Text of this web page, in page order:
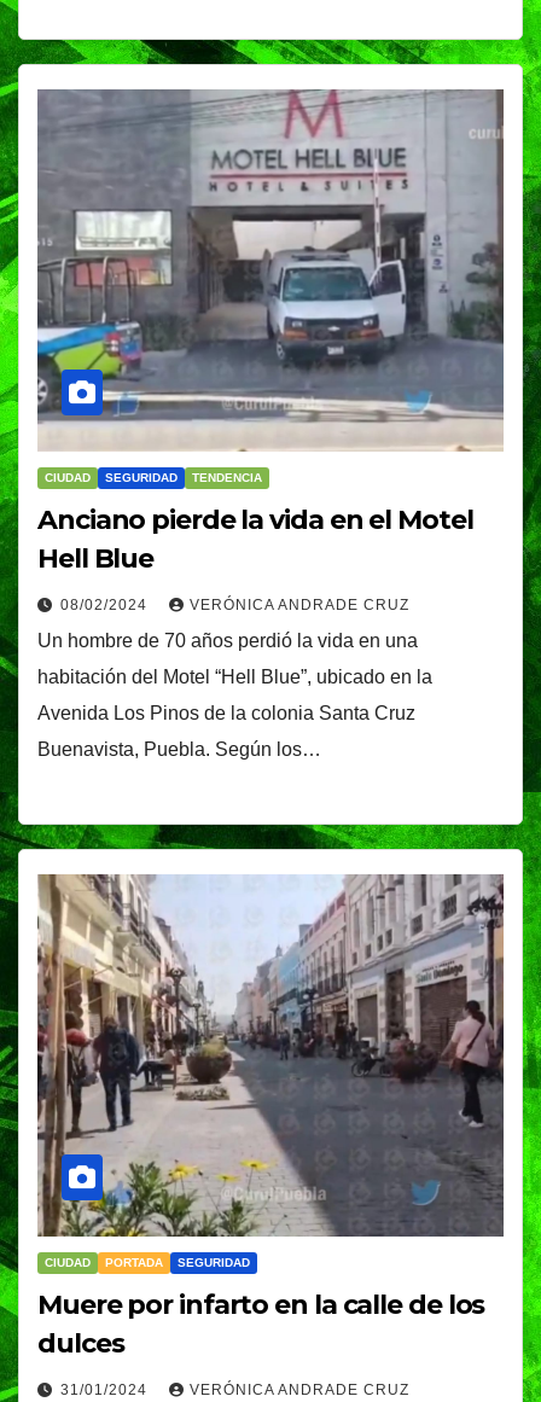
CIUDAD SEGURIDAD TENDENCIA
Anciano pierde la vida en el Motel
Hell Blue
08/02/2024 VERÓNICA ANDRADE CRUZ
Un hombre de 70 años perdió la vida en una
habitación del Motel “Hell Blue”, ubicado en la
Avenida Los Pinos de la colonia Santa Cruz
Buenavista, Puebla. Según los…
CIUDAD PORTADA SEGURIDAD
Muere por infarto en la calle de los
dulces
31/01/2024 VERÓNICA ANDRADE CRUZ